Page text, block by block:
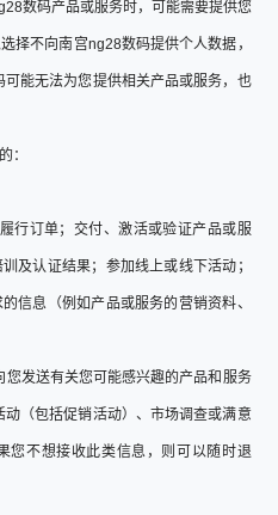
数码产品或服务时，可能需要提供您
择不向南宫ng28数码提供个人数据，
能无法为您提供相关产品或服务，也
：
行订单；交付、激活或验证产品或服
及认证结果；参加线上或线下活动；
信息（例如产品或服务的营销资料、
发送有关您可能感兴趣的产品和服务
（包括促销活动）、市场调查或满意
您不想接收此类信息，则可以随时退